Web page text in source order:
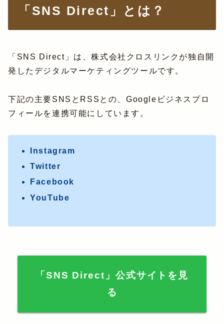
「SNS Direct」とは？
「SNS Direct」は、株式会社クロスリンクが独自開
発したデジタルマーケティングツールです。
下記の主要SNSとRSSとの、Googleビジネスプロ
フィールを連携可能にしています。
Instagram
Twitter
Facebook
YouTube
「SNS Direct」公式サイトを見
る